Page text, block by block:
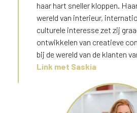
haar hart sneller kloppen.
wereld van interieur,
culturele interesse zet zij
ontwikkelen van creatieve
bij de wereld van de klanten
Link met Saskia